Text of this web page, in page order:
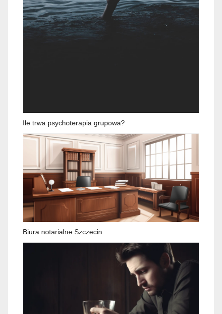
Ile trwa psychoterapia grupowa?
Biura notarialne Szczecin